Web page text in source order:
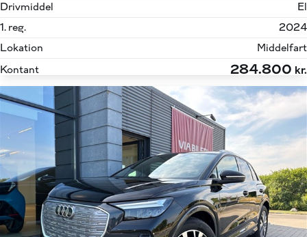
Drivmiddel
El
1. reg.
2024
Lokation
Middelfart
Kontant
284.800 kr.